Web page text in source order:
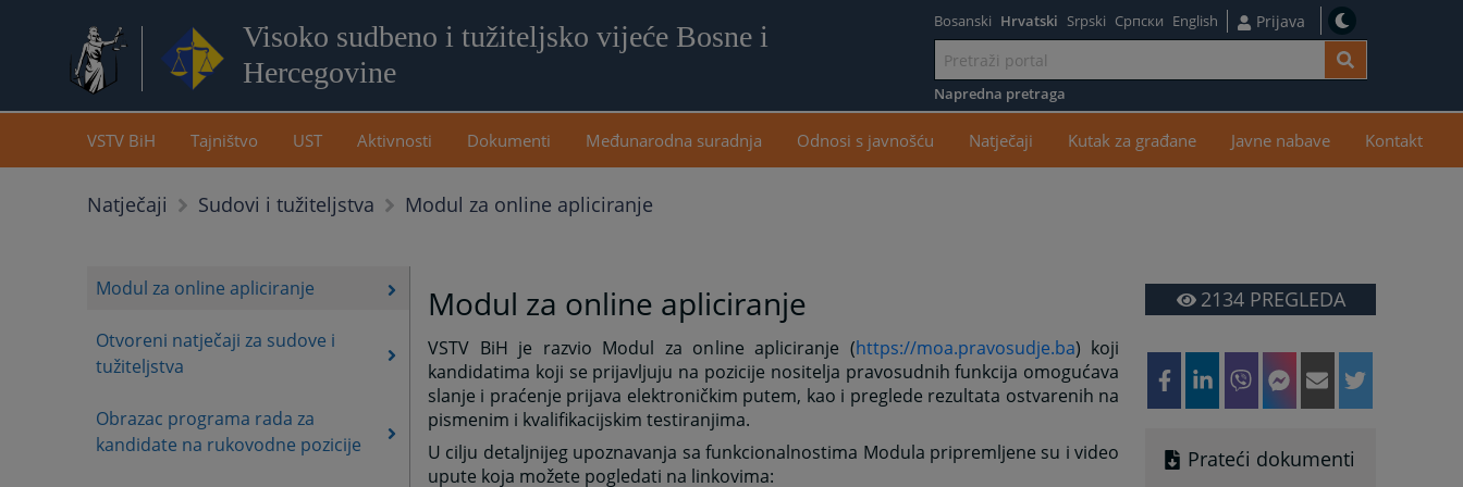
Visoko sudbeno i tužiteljsko vijeće Bosne i
Hercegovine
na
sadržaj
Bosanski Hrvatski Srpski Српски English Prijava
Napredna pretraga
VSTV BiH Tajništvo UST Aktivnosti Dokumenti Međunarodna suradnja Odnosi s javnošću Natječaji Kutak za građane Javne nabave Kontakt
Natječaji Sudovi i tužiteljstva Modul za online apliciranje
Modul za online apliciranje
Otvoreni natječaji za sudove i
tužiteljstva
Obrazac programa rada za
kandidate na rukovodne pozicije
Modul za online apliciranje
VSTV BiH je razvio Modul za online apliciranje (https://moa.pravosudje.ba) koji
kandidatima koji se prijavljuju na pozicije nositelja pravosudnih funkcija omogućava
slanje i praćenje prijava elektroničkim putem, kao i preglede rezultata ostvarenih na
pismenim i kvalifikacijskim testiranjima.
U cilju detaljnijeg upoznavanja sa funkcionalnostima Modula pripremljene su i video
upute koja možete pogledati na linkovima:
2134PREGLEDA
Prateći dokumenti